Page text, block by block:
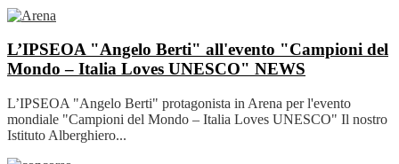
L’IPSEOA "Angelo Berti" all'evento "Campioni del
Mondo – Italia Loves UNESCO" NEWS
L’IPSEOA "Angelo Berti" protagonista in Arena per l'evento
mondiale "Campioni del Mondo – Italia Loves UNESCO" Il nostro
Istituto Alberghiero...